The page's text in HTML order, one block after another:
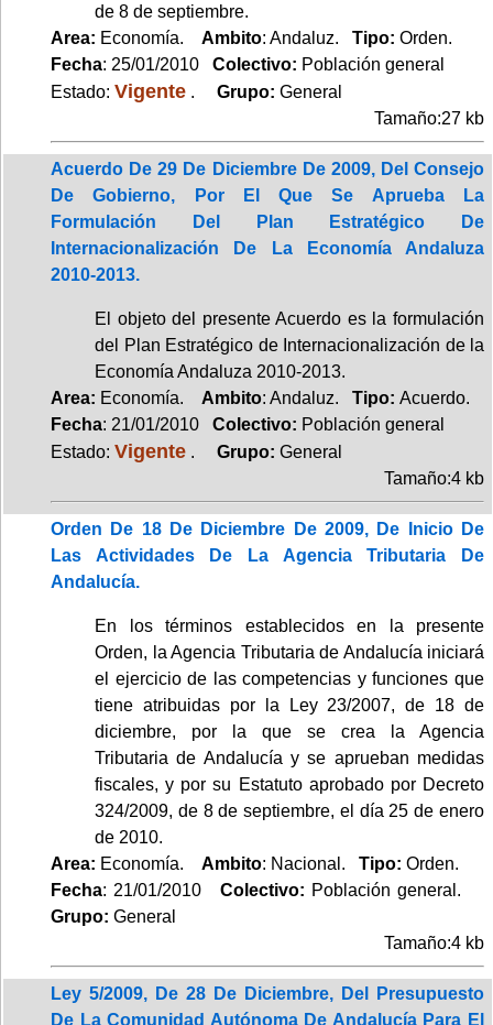
de 8 de septiembre.
Area: Economía. Ambito: Andaluz. Tipo: Orden.
Fecha: 25/01/2010 Colectivo: Población general
Estado: Vigente . Grupo: General
Tamaño:27 kb
Acuerdo De 29 De Diciembre De 2009, Del Consejo
De Gobierno, Por El Que Se Aprueba La
Formulación Del Plan Estratégico De
Internacionalización De La Economía Andaluza
2010-2013.
El objeto del presente Acuerdo es la formulación
del Plan Estratégico de Internacionalización de la
Economía Andaluza 2010-2013.
Area: Economía. Ambito: Andaluz. Tipo: Acuerdo.
Fecha: 21/01/2010 Colectivo: Población general
Estado: Vigente . Grupo: General
Tamaño:4 kb
Orden De 18 De Diciembre De 2009, De Inicio De
Las Actividades De La Agencia Tributaria De
Andalucía.
En los términos establecidos en la presente
Orden, la Agencia Tributaria de Andalucía iniciará
el ejercicio de las competencias y funciones que
tiene atribuidas por la Ley 23/2007, de 18 de
diciembre, por la que se crea la Agencia
Tributaria de Andalucía y se aprueban medidas
fiscales, y por su Estatuto aprobado por Decreto
324/2009, de 8 de septiembre, el día 25 de enero
de 2010.
Area: Economía. Ambito: Nacional. Tipo: Orden.
Fecha: 21/01/2010Colectivo: Población general.
Grupo: General
Tamaño:4 kb
Ley 5/2009, De 28 De Diciembre, Del Presupuesto
De La Comunidad Autónoma De Andalucía Para El